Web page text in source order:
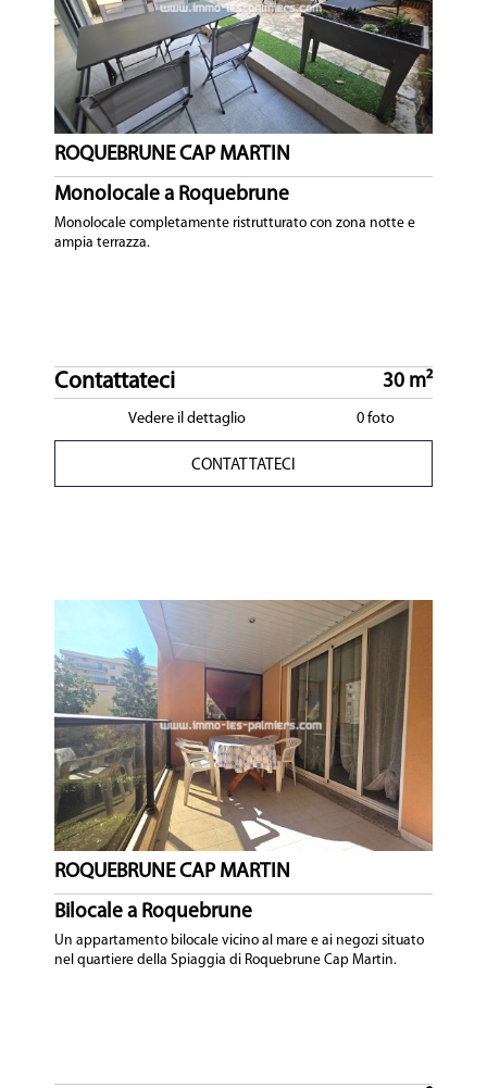
ROQUEBRUNE CAP MARTIN
Monolocale a Roquebrune
Monolocale completamente ristrutturato con zona notte e
ampia terrazza.
Contattateci 30 m²
Vedere il dettaglio 0 foto
CONTATTATECI
ROQUEBRUNE CAP MARTIN
Bilocale a Roquebrune
Un appartamento bilocale vicino al mare e ai negozi situato
nel quartiere della Spiaggia di Roquebrune Cap Martin.